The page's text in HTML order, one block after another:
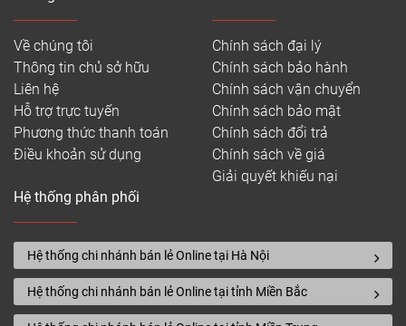
vinyl, một lớp mặc 8MIL được coi là khá tốt. Nó chỉ
là mức thấp nhất chúng tôi cung cấp trong những
thứ ưa thích.
12 MIL: Nếu ngôi nhà của bạn thường có nhiều tác
động của bước chân như đông người đi lại, mật độ
giao thông cao. 12MIL sẽ cung cấp cho sàn nhựa
WPC của bạn sự bảo vệ tuyệt đối, chống lại mọi tác
động của con người và môi trường.
20 MIL: Tốt nhất của tốt nhất. Các lớp mặc 20MIL sẽ
giữ cho không gian thương mại luôn ổn nhất, trong
mọi trường hợp.
Lợi ích của sàn nhựa WPC
Về chúng tôi
Thông tin chủ sở hữu
Liên hệ
Hỗ trợ trực tuyến
Phương thức thanh toán
Điều khoản sử dụng
Chính sách đại lý
Chính sách bảo hành
Chính sách vận chuyển
Chính sách bảo mật
Chính sách đổi trả
Chính sách về giá
Giải quyết khiếu nại
Hệ thống phân phối
Hệ thống chi nhánh bán lẻ Online tại Hà Nội
Hệ thống chi nhánh bán lẻ Online tại tỉnh Miền Bắc